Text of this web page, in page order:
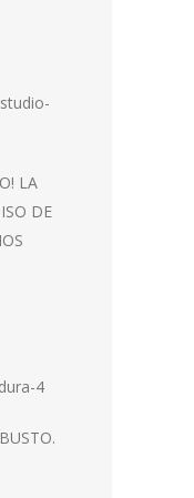
LA
DE